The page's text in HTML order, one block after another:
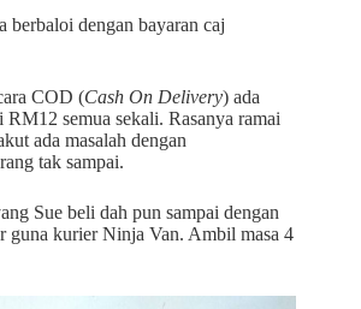
berbaloi dengan bayaran caj
COD (Cash On Delivery) ada
semua sekali. Rasanya ramai
ada masalah dengan
tak sampai.
Sue beli dah pun sampai dengan
guna kurier Ninja Van. Ambil masa 4